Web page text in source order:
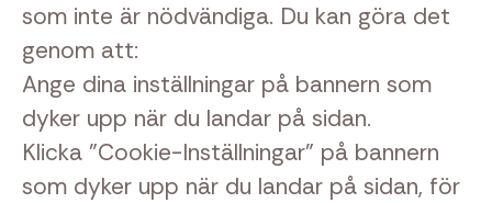
som inte är nödvändiga. Du kan göra det
genom att:
Ange dina inställningar på bannern som
dyker upp när du landar på sidan.
Klicka "Cookie-Inställningar" på bannern
som dyker upp när du landar på sidan, för